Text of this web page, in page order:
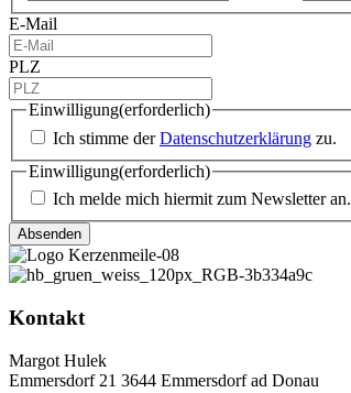
E-Mail
PLZ
Einwilligung(erforderlich)
Ich stimme derDatenschutzerklärung zu.
Einwilligung(erforderlich)
Ich melde mich hiermit zum Newsletter an.
Kontakt
Margot Hulek
Emmersdorf 21 3644 Emmersdorf ad Donau